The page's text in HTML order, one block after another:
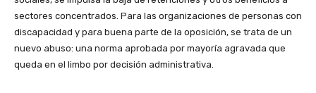
sectores concentrados. Para las organizaciones de personas con
discapacidad y para buena parte de la oposición, se trata de un
nuevo abuso: una norma aprobada por mayoría agravada que
queda en el limbo por decisión administrativa.